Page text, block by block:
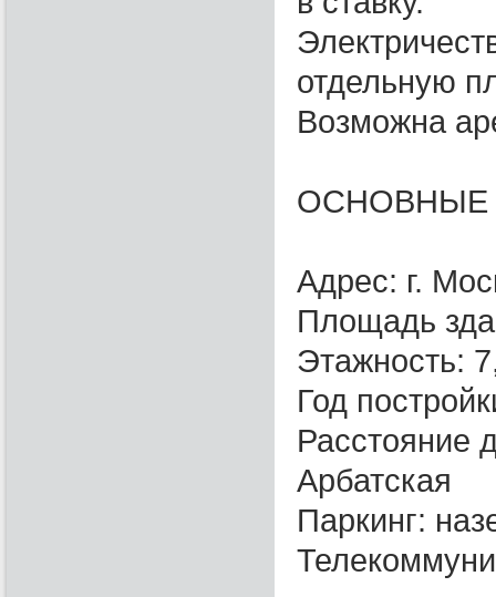
отдельную
Возможна
ОСНОВНЫЕ
Адрес: г.
Площадь
Этажность:
Год
Расстояние
Арбатская
Паркинг: